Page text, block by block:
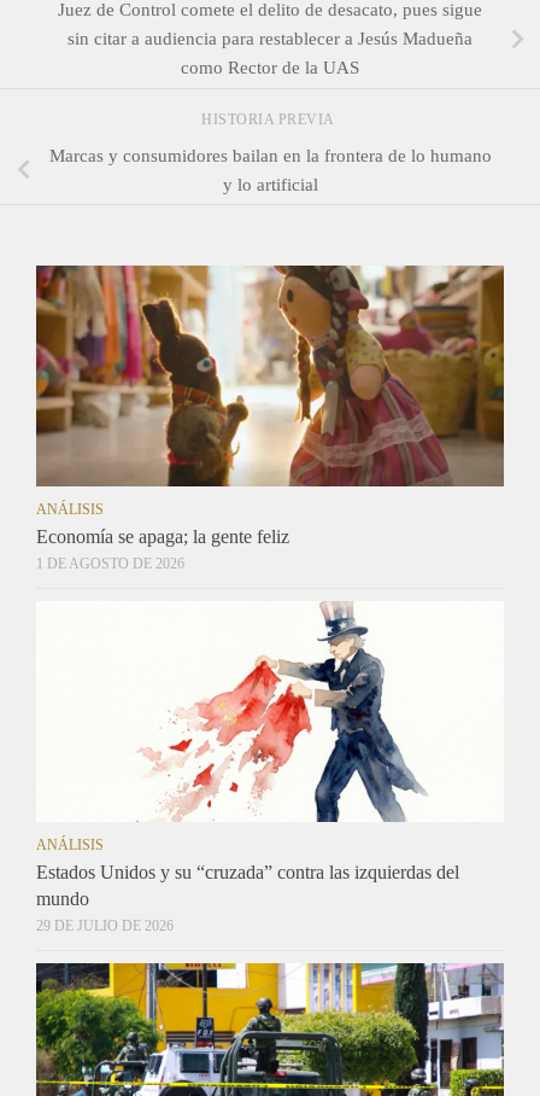
Juez de Control comete el delito de desacato, pues sigue
sin citar a audiencia para restablecer a Jesús Madueña
como Rector de la UAS
HISTORIA PREVIA
Marcas y consumidores bailan en la frontera de lo humano
y lo artificial
ANÁLISIS
Economía se apaga; la gente feliz
1 DE AGOSTO DE 2026
ANÁLISIS
Estados Unidos y su “cruzada” contra las izquierdas del
mundo
29 DE JULIO DE 2026